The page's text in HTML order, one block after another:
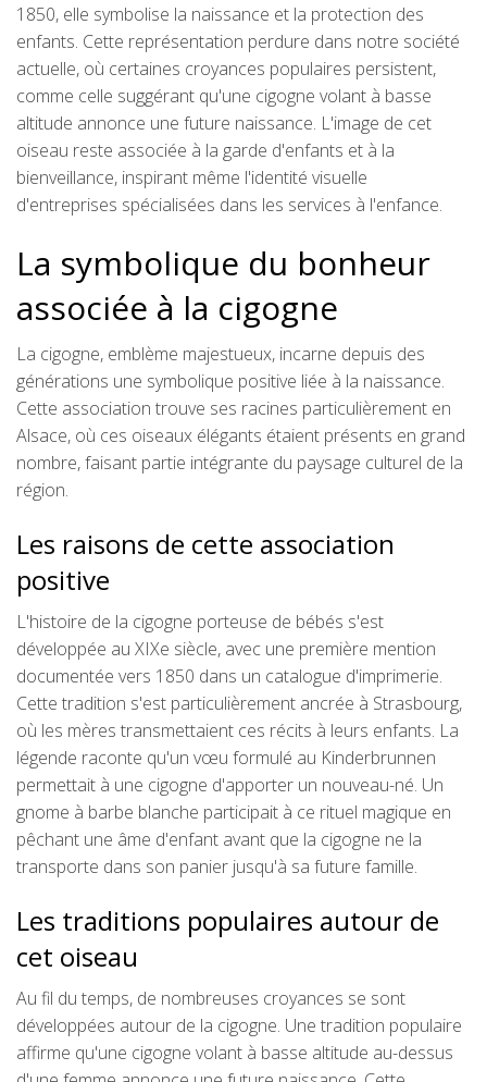
1850, elle symbolise la naissance et la protection des
enfants. Cette représentation perdure dans notre société
actuelle, où certaines croyances populaires persistent,
comme celle suggérant qu'une cigogne volant à basse
altitude annonce une future naissance. L'image de cet
oiseau reste associée à la garde d'enfants et à la
bienveillance, inspirant même l'identité visuelle
d'entreprises spécialisées dans les services à l'enfance.
La symbolique du bonheur
associée à la cigogne
La cigogne, emblème majestueux, incarne depuis des
générations une symbolique positive liée à la naissance.
Cette association trouve ses racines particulièrement en
Alsace, où ces oiseaux élégants étaient présents en grand
nombre, faisant partie intégrante du paysage culturel de la
région.
Les raisons de cette association
positive
L'histoire de la cigogne porteuse de bébés s'est
développée au XIXe siècle, avec une première mention
documentée vers 1850 dans un catalogue d'imprimerie.
Cette tradition s'est particulièrement ancrée à Strasbourg,
où les mères transmettaient ces récits à leurs enfants. La
légende raconte qu'un vœu formulé au Kinderbrunnen
permettait à une cigogne d'apporter un nouveau-né. Un
gnome à barbe blanche participait à ce rituel magique en
pêchant une âme d'enfant avant que la cigogne ne la
transporte dans son panier jusqu'à sa future famille.
Les traditions populaires autour de
cet oiseau
Au fil du temps, de nombreuses croyances se sont
développées autour de la cigogne. Une tradition populaire
affirme qu'une cigogne volant à basse altitude au-dessus